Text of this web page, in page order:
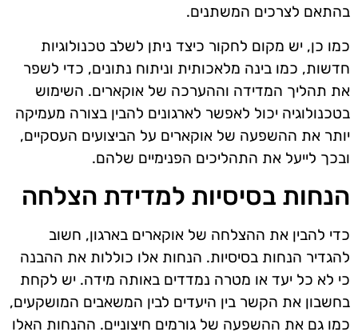
בהתאם לצרכים המשתנים.
כמו כן, יש מקום לחקור כיצד ניתן לשלב טכנולוגיות
חדשות, כמו בינה מלאכותית וניתוח נתונים, כדי לשפר
את תהליך המדידה וההערכה של אוקארים. השימוש
בטכנולוגיה יכול לאפשר לארגונים להבין בצורה מעמיקה
יותר את ההשפעה של אוקארים על הביצועים העסקיים,
ובכך לייעל את התהליכים הפנימיים שלהם.
הנחות בסיסיות למדידת הצלחה
כדי להבין את ההצלחה של אוקארים בארגון, חשוב
להגדיר הנחות בסיסיות. הנחות אלו כוללות את ההבנה
כי לא כל יעד או מטרה נמדדים באותה מידה. יש לקחת
בחשבון את הקשר בין היעדים לבין המשאבים המושקעים,
כמו גם את ההשפעה של גורמים חיצוניים. ההנחות האלו